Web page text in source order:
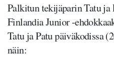
Palkitun tekijäparin Tatu ja
Finlandia Junior -
Tatu ja Patu päiväkodissa
näin: